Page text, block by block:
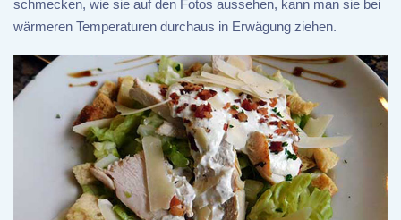
schmecken, wie sie auf den Fotos aussehen, kann man sie bei
wärmeren Temperaturen durchaus in Erwägung ziehen.